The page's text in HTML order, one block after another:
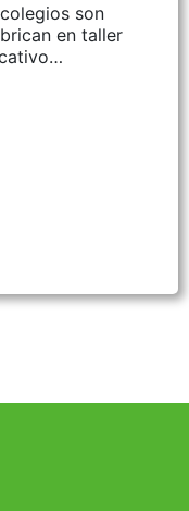
son
en taller